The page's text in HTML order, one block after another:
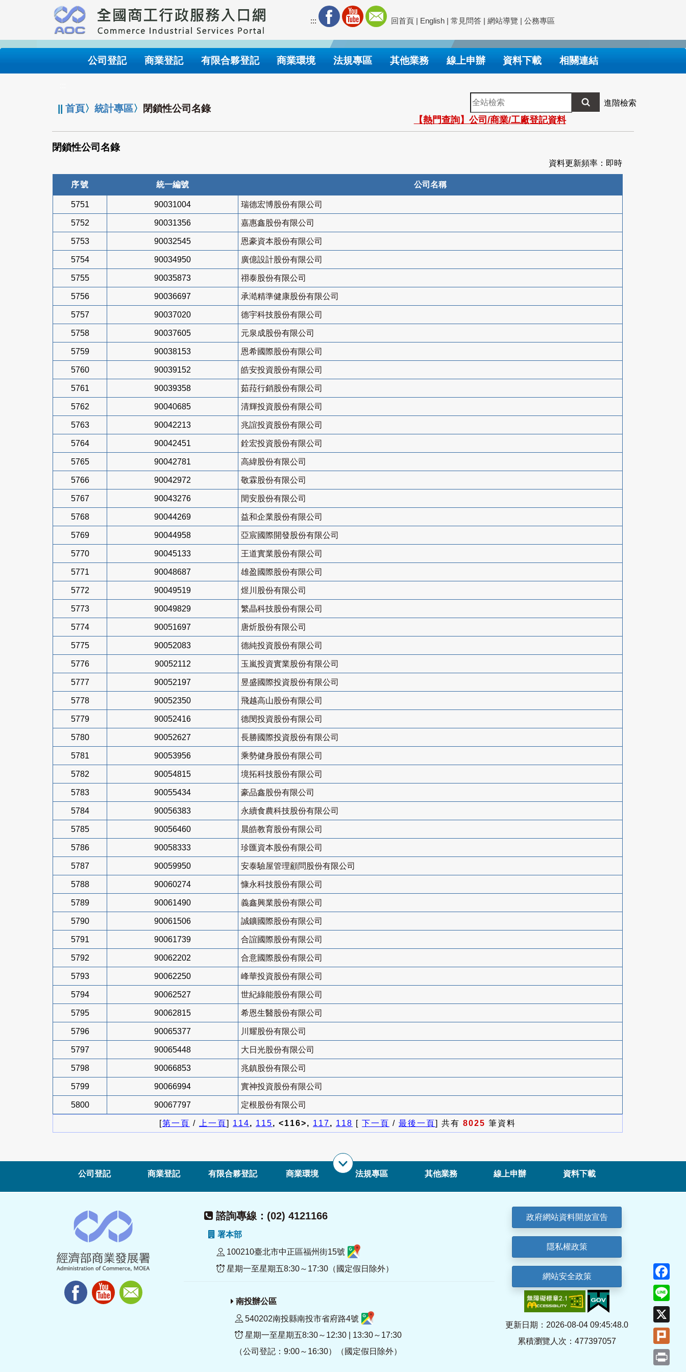
要
內
::: 回首頁 | English | 常見問答 | 網站導覽 | 公務專區
公司登記 商業登記 有限合夥登記 商業環境 法規專區 其他業務 線上申辦 資料下載 相關連結
||首頁〉統計專區〉 閉鎖性公司名錄
全
站
檢
索
進階檢索
【熱門查詢】公司/商業/工廠登記資料
閉鎖性公司名錄
資料更新頻率：即時
序號 統一編號 公司名稱
5751 90031004 瑞德宏博股份有限公司
5752 90031356 嘉惠鑫股份有限公司
5753 90032545 恩豪資本股份有限公司
5754 90034950 廣億設計股份有限公司
5755 90035873 祤泰股份有限公司
5756 90036697 承澔精準健康股份有限公司
5757 90037020 德宇科技股份有限公司
5758 90037605 元泉成股份有限公司
5759 90038153 恩希國際股份有限公司
5760 90039152 皓安投資股份有限公司
5761 90039358 茹菈行銷股份有限公司
5762 90040685 清輝投資股份有限公司
5763 90042213 兆誼投資股份有限公司
5764 90042451 銓宏投資股份有限公司
5765 90042781 高緯股份有限公司
5766 90042972 敬霖股份有限公司
5767 90043276 閏安股份有限公司
5768 90044269 益和企業股份有限公司
5769 90044958 亞宸國際開發股份有限公司
5770 90045133 王道實業股份有限公司
5771 90048687 雄盈國際股份有限公司
5772 90049519 煜川股份有限公司
5773 90049829 繁晶科技股份有限公司
5774 90051697 唐炘股份有限公司
5775 90052083 德純投資股份有限公司
5776 90052112 玉嵐投資實業股份有限公司
5777 90052197 昱盛國際投資股份有限公司
5778 90052350 飛越高山股份有限公司
5779 90052416 德閔投資股份有限公司
5780 90052627 長勝國際投資股份有限公司
5781 90053956 乘勢健身股份有限公司
5782 90054815 境拓科技股份有限公司
5783 90055434 豪品鑫股份有限公司
5784 90056383 永續食農科技股份有限公司
5785 90056460 晨皓教育股份有限公司
5786 90058333 珍匯資本股份有限公司
5787 90059950 安泰驗屋管理顧問股份有限公司
5788 90060274 慷永科技股份有限公司
5789 90061490 義鑫興業股份有限公司
5790 90061506 誠鑛國際股份有限公司
5791 90061739 合誼國際股份有限公司
5792 90062202 合意國際股份有限公司
5793 90062250 峰華投資股份有限公司
5794 90062527 世紀綠能股份有限公司
5795 90062815 希恩生醫股份有限公司
5796 90065377 川耀股份有限公司
5797 90065448 大日光股份有限公司
5798 90066853 兆鎮股份有限公司
5799 90066994 實神投資股份有限公司
5800 90067797 定根股份有限公司
[第一頁 / 上一頁] 114, 115, <116>, 117, 118 [ 下一頁 / 最後一頁] 共有 8025 筆資料
公司登記 商業登記 有限合夥登記 商業環境 法規專區 其他業務 線上申辦 資料下載
諮詢專線：(02) 4121166
署本部
100210臺北市中正區福州街15號
星期一至星期五8:30～17:30（國定假日除外）
南投辦公區
540202南投縣南投市省府路4號
星期一至星期五8:30～12:30 | 13:30～17:30
（公司登記：9:00～16:30）（國定假日除外）
政府網站資料開放宣告
隱私權政策
網站安全政策
更新日期：2026-08-04 09:45:48.0
累積瀏覽人次：477397057